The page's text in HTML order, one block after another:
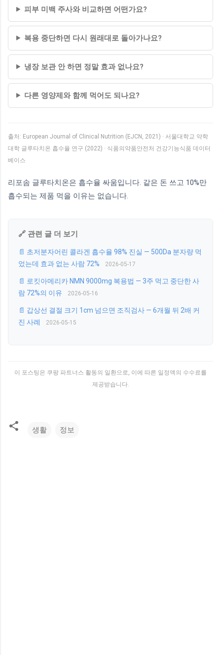
피부 미백 주사와 비교하면 어떤가요?
복용 중단하면 다시 원래대로 돌아가나요?
냉장 보관 안 하면 정말 효과 없나요?
다른 영양제와 함께 먹어도 되나요?
출처: European Journal of Clinical Nutrition (EJCN, 2021) · 서울대학교 약학
대학 글루타치온 흡수율 연구 (2022) · 식품의약품안전처 건강기능식품 데이터
베이스
리포솜 글루타치온은 흡수율 싸움입니다. 같은 돈 쓰고 10%만
흡수되는 제품 먹을 이유는 없습니다.
🔗 관련 글 더 보기
📄 초저분자어린 콜라겐 흡수율 98% 진실 — 500Da 분자량 먹
었는데 효과 없는 사람 72%
2026-05-17
📄 로킷아메리카 NMN 9000mg 복용법 — 3주 먹고 중단한 사
람 72%의 이유
2026-05-16
📄 갑상선 결절 크기 1cm 넘으면 조직검사 — 6개월 뒤 2배 커
진 사례
2026-05-15
이 포스팅은 쿠팡 파트너스 활동의 일환으로, 이에 따른 일정액의 수수료를
제공받습니다.
생활 정보